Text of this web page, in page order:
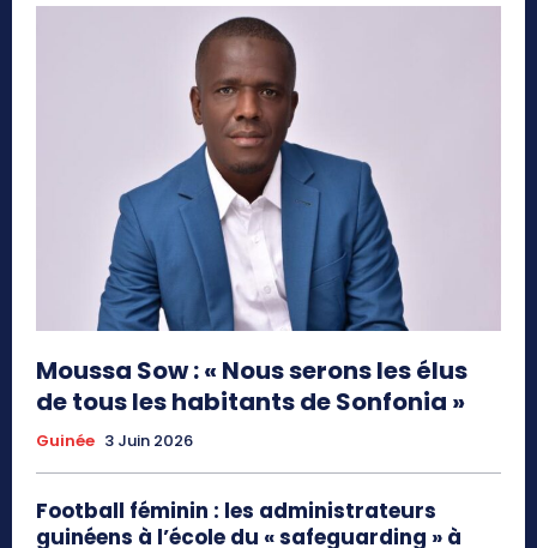
Moussa Sow : « Nous serons les élus
de tous les habitants de Sonfonia »
Guinée 3 Juin 2026
Football féminin : les administrateurs
guinéens à l’école du « safeguarding » à